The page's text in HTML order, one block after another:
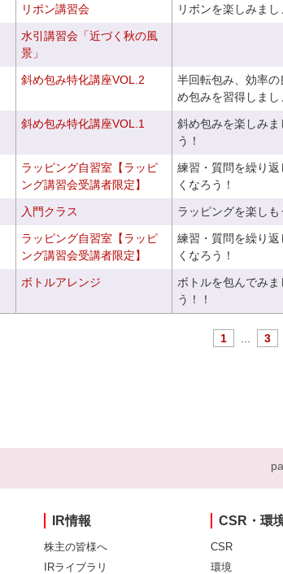
リボン講習会 リボンを楽しみまし
水引講習会「近づく秋の風
景」
斜め包み特化講座VOL.2
半回転包み、効率の
め包みを習得しまし
斜め包み特化講座VOL.1
斜め包みを楽しみま
う！
ラッピング自習室【ラッピ
ング講習会受講者限定】
練習・質問を繰り返
くなろう！
入門クラス ラッピングを楽しも
ラッピング自習室【ラッピ
ング講習会受講者限定】
練習・質問を繰り返
くなろう！
ボトルアレンジ
ボトルを包んでみま
う！！
1 3
IR情報
株主の皆様へ
IRライブラリ
CSR・環
CSR
環境